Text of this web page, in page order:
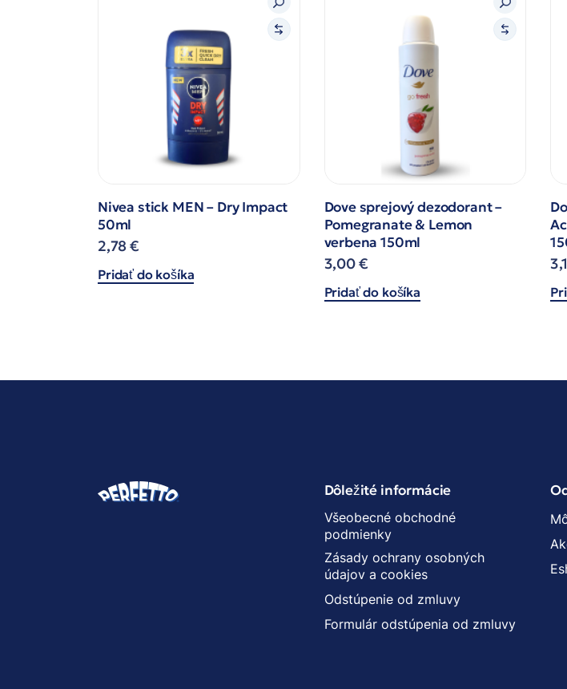
Nivea stick MEN – Dry Impact
50ml
2,78€
Pridať do košíka
Dove sprejový dezodorant –
Pomegranate & Lemon
verbena 150ml
3,00€
Pridať do košíka
Dôležité informácie
Všeobecné obchodné
podmienky
Zásady ochrany osobných
údajov a cookies
Odstúpenie od zmluvy
Formulár odstúpenia od zmluvy